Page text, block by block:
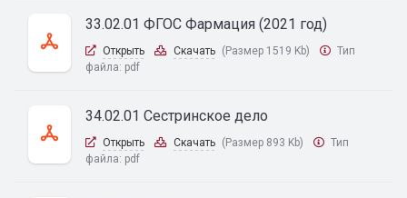
33.02.01 ФГОС Фармация (2021 год)
Открыть Скачать (Размер 1519 Kb)
Тип
файла: pdf
34.02.01 Сестринское дело
Открыть Скачать (Размер 893 Kb)
Тип
файла: pdf